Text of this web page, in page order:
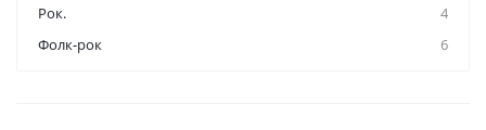
Рок.
4
Фолк-рок
6